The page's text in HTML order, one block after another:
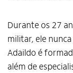
Durante os 27
militar, ele
Adaildo é
além de